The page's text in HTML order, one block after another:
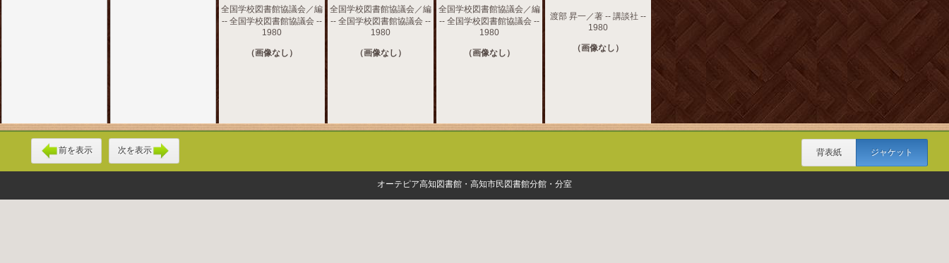
全国学校図書館協議会／編
-- 全国学校図書館協議会 --
1980
（画像なし）
全国学校図書館協議会／編
-- 全国学校図書館協議会 --
1980
（画像なし）
全国学校図書館協議会／編
-- 全国学校図書館協議会 --
1980
（画像なし）
渡部 昇一／著 -- 講談社 --
1980
（画像なし）
前を表示 次を表示 背表紙 ジャケット
オーテピア高知図書館・高知市民図書館分館・分室